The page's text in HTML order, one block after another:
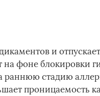
и
на фоне блокировки
раннюю стадию
проницаемость